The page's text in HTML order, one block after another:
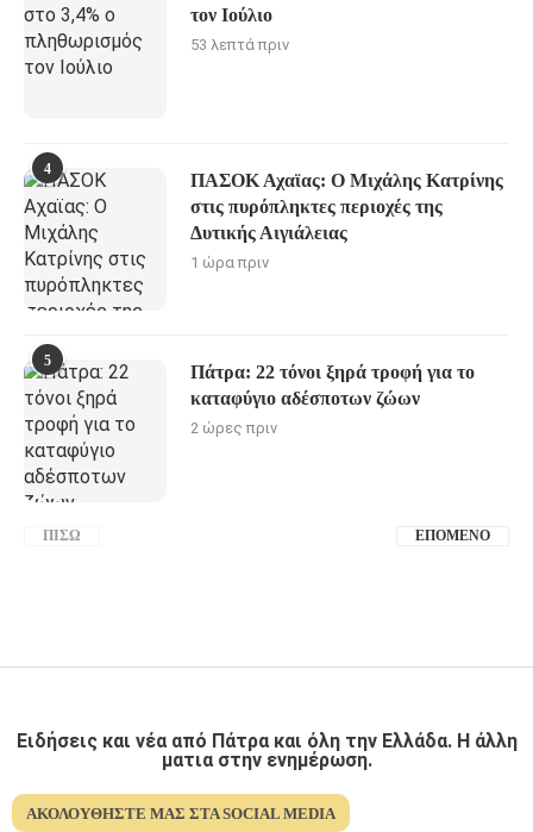
τον Ιούλιο
53 λεπτά πριν
4
ΠΑΣΟΚ Αχαϊας: Ο Μιχάλης Κατρίνης
στις πυρόπληκτες περιοχές της
Δυτικής Αιγιάλειας
1 ώρα πριν
5
Πάτρα: 22 τόνοι ξηρά τροφή για το
καταφύγιο αδέσποτων ζώων
2 ώρες πριν
ΠΊΣΩ ΕΠΌΜΕΝΟ
Ειδήσεις και νέα από Πάτρα και όλη την Ελλάδα. Η άλλη
ματια στην ενημέρωση.
ΑΚΟΛΟΥΘΉΣΤΕ ΜΑΣ ΣΤΑ SOCIAL MEDIA